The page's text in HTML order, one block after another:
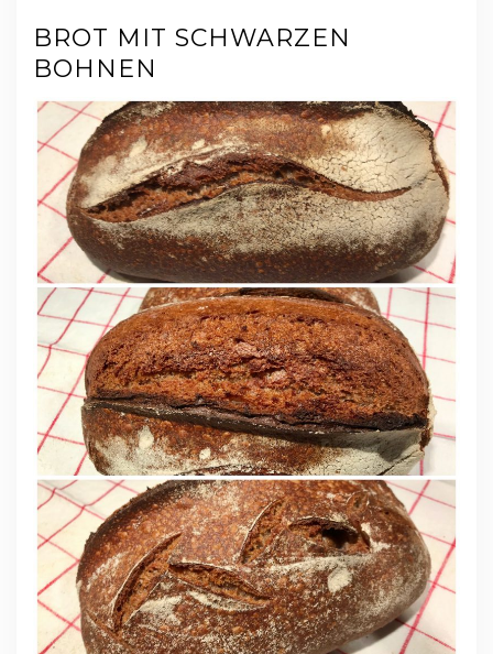
BROT MIT SCHWARZEN
BOHNEN